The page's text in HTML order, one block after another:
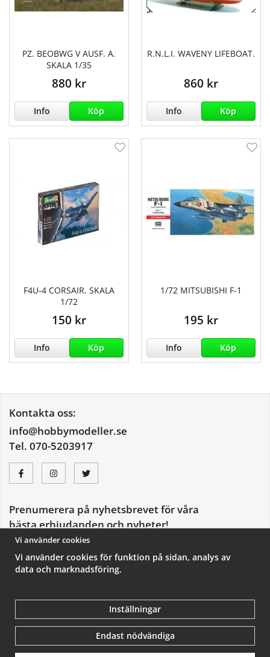
PZ. BEOBWG V AUSF. A.
SKALA 1/35
880 kr
Info Köp
R.N.L.I. WAVENY LIFEBOAT.
860 kr
Info Köp
F4U-4 CORSAIR. SKALA
1/72
150 kr
Info Köp
1/72 MITSUBISHI F-1
195 kr
Info Köp
Kontakta oss:
info@hobbymodeller.se
Tel. 070-5203917
Prenumerera på nyhetsbrevet för våra
bästa erbjudanden och nyheter!
E-
postadress
De uppgifter du matar in kommer endast användas till våra nyhetsbrev.
Vi använder cookies
Vi använder cookies för funktion på sidan, analys av
data och marknadsföring.
Inställningar
Endast nödvändiga